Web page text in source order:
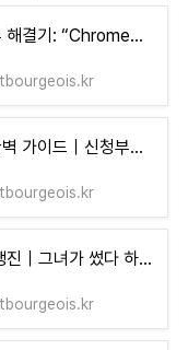
Photoshop Web 오류 해결기: “Chrome에서는 사용 가능한 디스크 용량이 제한됩니다” 눈물겨운 사투 (+ 어도비 12개월 무료 혜택!) - 자본주의 소시민
상생페이백 사용방법 완벽 가이드｜신청부터 사용처까지 한 번에 정리! - 자본주의 소시민
임세령 선글라스 완판 행진｜그녀가 썼다 하면 품절! 인기템 리스트 총정리 - 자본주의 소시민